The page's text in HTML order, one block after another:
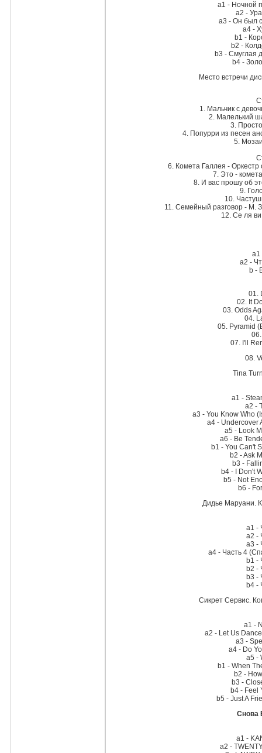
a1 - Ночной
a2 -
a3 - Он был
a4 -
b1 -
b2 -
b3 - Смуглая
b4 -
Место встречи
1. Мальчик с
2. Малелький
3.
4. Попурри из песен
5.
6. Комета Галлея - Оркестр
7. Это -
8. И вас прошу об
9.
10.
11. Семейный разговор - М.
12. Се ля
a1
a2 -
b -
01.
02. It
03. Odds
04.
05. Pyramid
07. I'll
08.
Tina
a1 -
a2 -
a3 - You Know Who
a4 - Undercover
a5 - Look
a6 - Be
b1 - You Can't
b2 - Ask
b3 -
b4 - I Don't
b5 - Not
b6 -
Дидье Маруани.
a1 -
a2 -
a3 -
a4 - Часть 4
b1 -
b2 -
b3 -
b4 -
Сикрет Сервис.
a1 -
a2 - Let Us
a3 -
a4 - Do
a5 -
b1 - When
b2 -
b3 -
b4 - Feel
b5 - Just A
Снова
a1 -
a2 -